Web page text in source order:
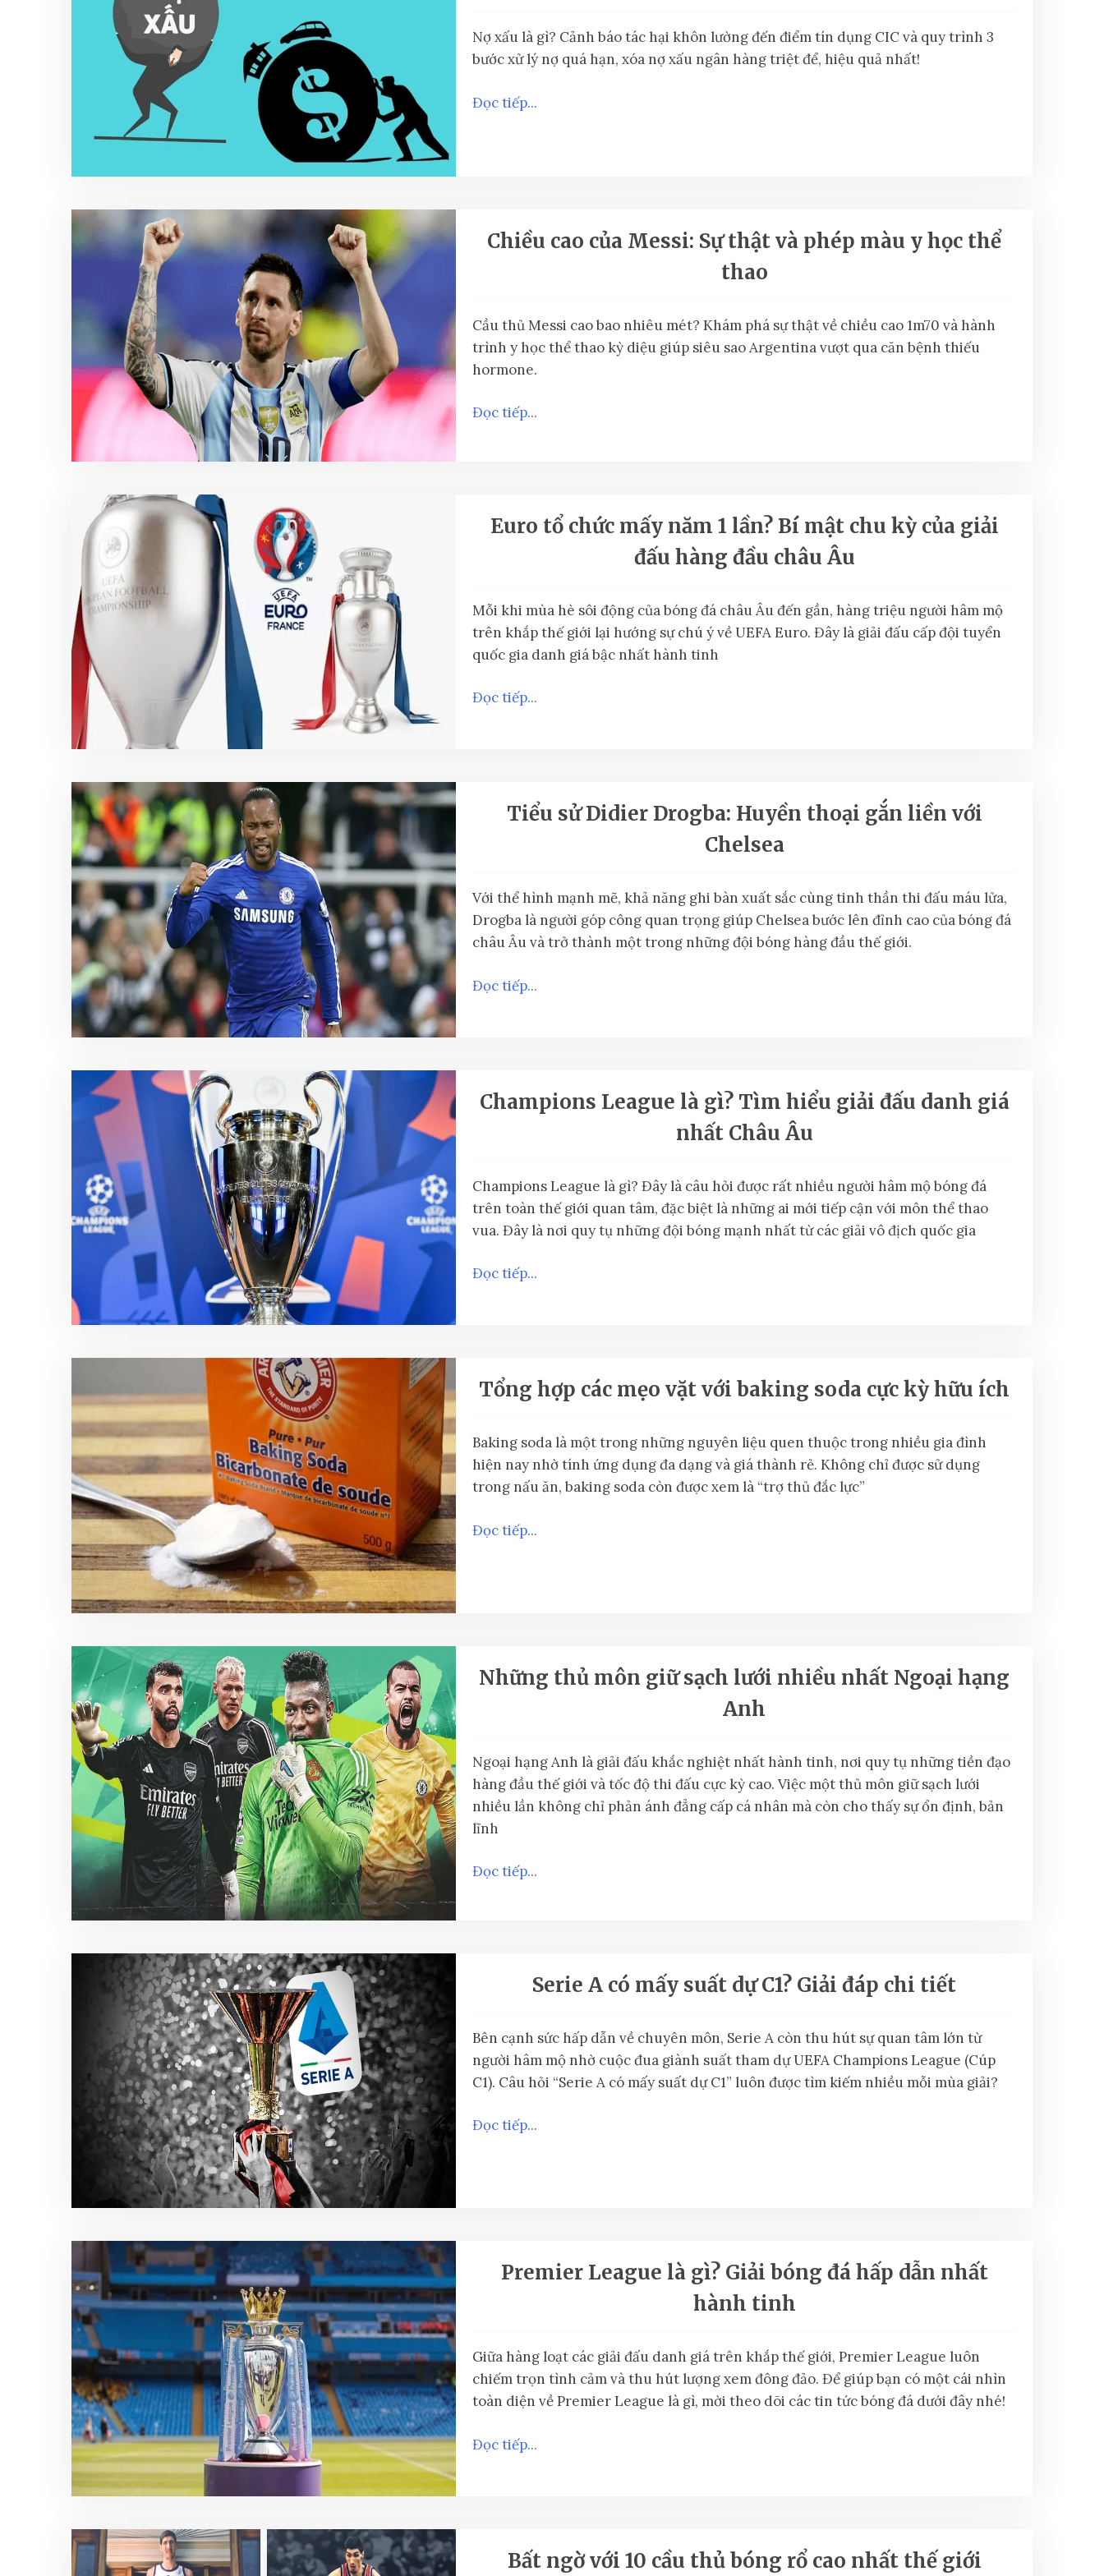
Nợ xấu là gì? Cảnh báo tác hại khôn lường đến điểm tín dụng CIC và quy trình 3
bước xử lý nợ quá hạn, xóa nợ xấu ngân hàng triệt để, hiệu quả nhất!
Đọc tiếp...
Chiều cao của Messi: Sự thật và phép màu y học thể
thao
Cầu thủ Messi cao bao nhiêu mét? Khám phá sự thật về chiều cao 1m70 và hành
trình y học thể thao kỳ diệu giúp siêu sao Argentina vượt qua căn bệnh thiếu
hormone.
Đọc tiếp...
Euro tổ chức mấy năm 1 lần? Bí mật chu kỳ của giải
đấu hàng đầu châu Âu
Mỗi khi mùa hè sôi động của bóng đá châu Âu đến gần, hàng triệu người hâm mộ
trên khắp thế giới lại hướng sự chú ý về UEFA Euro. Đây là giải đấu cấp đội tuyển
quốc gia danh giá bậc nhất hành tinh
Đọc tiếp...
Tiểu sử Didier Drogba: Huyền thoại gắn liền với
Chelsea
Với thể hình mạnh mẽ, khả năng ghi bàn xuất sắc cùng tinh thần thi đấu máu lửa,
Drogba là người góp công quan trọng giúp Chelsea bước lên đỉnh cao của bóng đá
châu Âu và trở thành một trong những đội bóng hàng đầu thế giới.
Đọc tiếp...
Champions League là gì? Tìm hiểu giải đấu danh giá
nhất Châu Âu
Champions League là gì? Đây là câu hỏi được rất nhiều người hâm mộ bóng đá
trên toàn thế giới quan tâm, đặc biệt là những ai mới tiếp cận với môn thể thao
vua. Đây là nơi quy tụ những đội bóng mạnh nhất từ các giải vô địch quốc gia
Đọc tiếp...
Tổng hợp các mẹo vặt với baking soda cực kỳ hữu ích
Baking soda là một trong những nguyên liệu quen thuộc trong nhiều gia đình
hiện nay nhờ tính ứng dụng đa dạng và giá thành rẻ. Không chỉ được sử dụng
trong nấu ăn, baking soda còn được xem là “trợ thủ đắc lực”
Đọc tiếp...
Những thủ môn giữ sạch lưới nhiều nhất Ngoại hạng
Anh
Ngoại hạng Anh là giải đấu khắc nghiệt nhất hành tinh, nơi quy tụ những tiền đạo
hàng đầu thế giới và tốc độ thi đấu cực kỳ cao. Việc một thủ môn giữ sạch lưới
nhiều lần không chỉ phản ánh đẳng cấp cá nhân mà còn cho thấy sự ổn định, bản
lĩnh
Đọc tiếp...
Serie A có mấy suất dự C1? Giải đáp chi tiết
Bên cạnh sức hấp dẫn về chuyên môn, Serie A còn thu hút sự quan tâm lớn từ
người hâm mộ nhờ cuộc đua giành suất tham dự UEFA Champions League (Cúp
C1). Câu hỏi “Serie A có mấy suất dự C1” luôn được tìm kiếm nhiều mỗi mùa giải?
Đọc tiếp...
Premier League là gì? Giải bóng đá hấp dẫn nhất
hành tinh
Giữa hàng loạt các giải đấu danh giá trên khắp thế giới, Premier League luôn
chiếm trọn tình cảm và thu hút lượng xem đông đảo. Để giúp bạn có một cái nhìn
toàn diện về Premier League là gì, mời theo dõi các tin tức bóng đá dưới đây nhé!
Đọc tiếp...
Bất ngờ với 10 cầu thủ bóng rổ cao nhất thế giới